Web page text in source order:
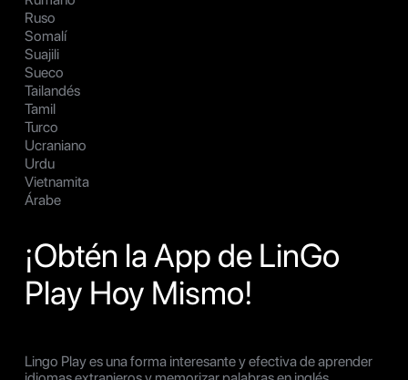
Ruso
Somalí
Suajili
Sueco
Tailandés
Tamil
Turco
Ucraniano
Urdu
Vietnamita
Árabe
¡Obtén la App de LinGo
Play Hoy Mismo!
Lingo Play es una forma interesante y efectiva de aprender